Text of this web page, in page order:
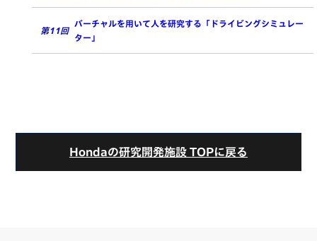
第11回
バーチャルを用いて人を研究する「ドライビングシミュレー
ター」
Hondaの研究開発施設 TOPに戻る